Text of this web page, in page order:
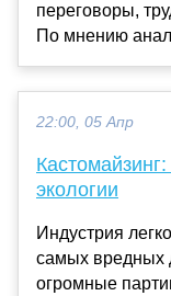
переговоры,
По мнению
22:00, 05 Апр
экологии
Индустрия
самых вредных
огромные